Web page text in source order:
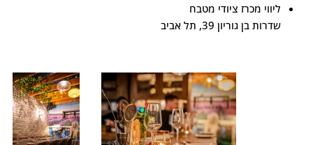
ליווי מכרז ציודי מטבח
שדרות בן גוריון 39, תל אביב